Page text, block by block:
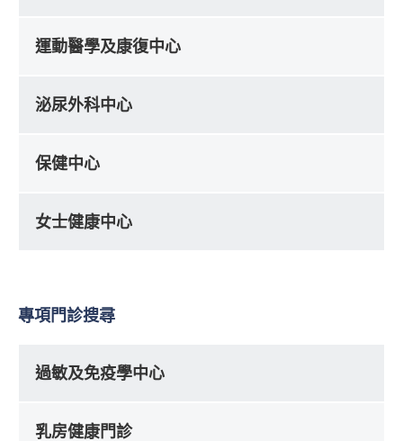
運動醫學及康復中心
泌尿外科中心
保健中心
女士健康中心
專項門診搜尋
過敏及免疫學中心
乳房健康門診